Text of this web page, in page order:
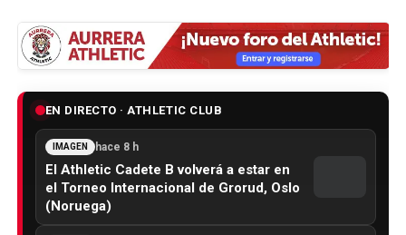
EN DIRECTO · ATHLETIC CLUB
IMAGEN hace 8 h
El Athletic Cadete B volverá a estar en
el Torneo Internacional de Grorud, Oslo
(Noruega)